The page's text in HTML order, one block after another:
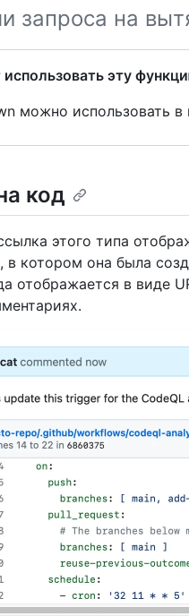
запроса на
эту
можно использовать в
код
этого типа
в котором она была
отображается в виде